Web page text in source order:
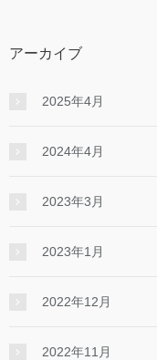
アーカイブ
2025年4月
2024年4月
2023年3月
2023年1月
2022年12月
2022年11月